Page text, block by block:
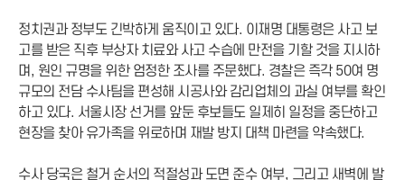
정치권과 정부도 긴박하게 움직이고 있다. 이재명 대통령은 사고 보
고를 받은 직후 부상자 치료와 사고 수습에 만전을 기할 것을 지시하
며, 원인 규명을 위한 엄정한 조사를 주문했다. 경찰은 즉각 50여 명
규모의 전담 수사팀을 편성해 시공사와 감리업체의 과실 여부를 확인
하고 있다. 서울시장 선거를 앞둔 후보들도 일제히 일정을 중단하고
현장을 찾아 유가족을 위로하며 재발 방지 대책 마련을 약속했다.
수사 당국은 철거 순서의 적절성과 도면 준수 여부, 그리고 새벽에 발